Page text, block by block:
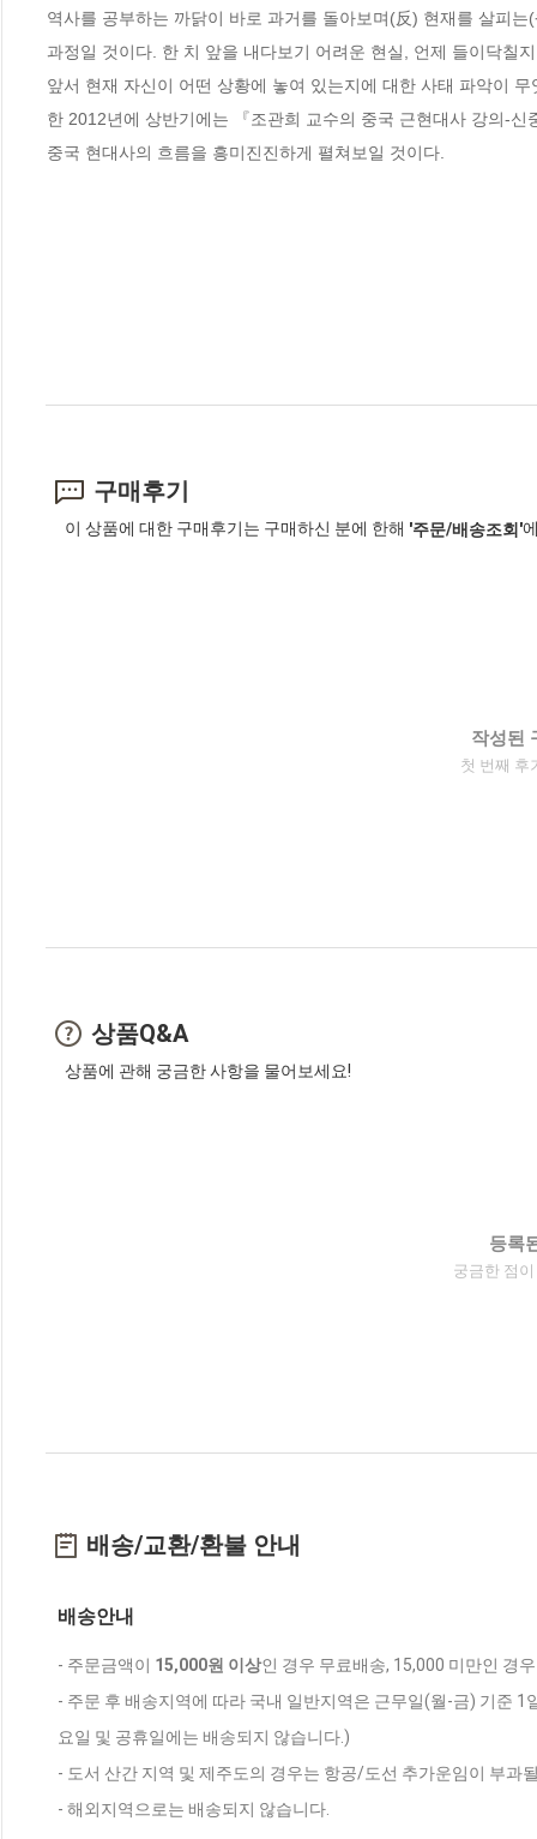
역사를 공부하는 까닭이 바로 과거를 돌아보며(反) 현재를 살피
과정일 것이다. 한 치 앞을 내다보기 어려운 현실, 언제 들이닥칠
앞서 현재 자신이 어떤 상황에 놓여 있는지에 대한 사태 파악이
한 2012년에 상반기에는 『조관희 교수의 중국 근현대사 강의-
중국 현대사의 흐름을 흥미진진하게 펼쳐보일 것이다.
구매후기
이 상품에 대한 구매후기는 구매하신 분에 한해 '주문/배송조회'
작성된
첫 번째 후
상품Q&A
상품에 관해 궁금한 사항을 물어보세요!
등록
궁금한 점
배송/교환/환불 안내
배송안내
- 주문금액이 15,000원 이상인 경우 무료배송, 15,000 미만인 경
- 주문 후 배송지역에 따라 국내 일반지역은 근무일(월-금) 기준
요일 및 공휴일에는 배송되지 않습니다.)
- 도서 산간 지역 및 제주도의 경우는 항공/도선 추가운임이 부과
- 해외지역으로는 배송되지 않습니다.